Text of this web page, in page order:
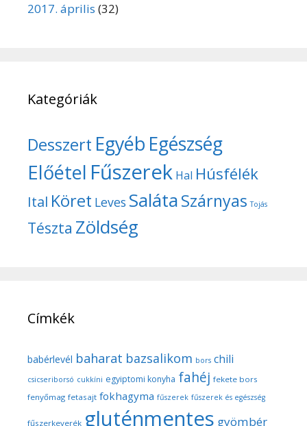
2017. április (32)
Kategóriák
Desszert Egyéb Egészség
Előétel Fűszerek Hal Húsfélék
Ital Köret Leves SalátaSzárnyas Tojás
Tészta Zöldség
Címkék
babérlevél baharat bazsalikom bors chili
csicseriborsó cukkíni egyiptomi konyha fahéj fekete bors
fenyőmag fetasajt fokhagyma fűszerek fűszerek és egészség
fűszerkeverék gluténmentes gyömbér